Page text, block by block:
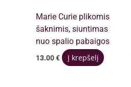
Marie Curie plikomis
šaknimis, siuntimas
nuo spalio pabaigos
13.00€ Į krepšelį